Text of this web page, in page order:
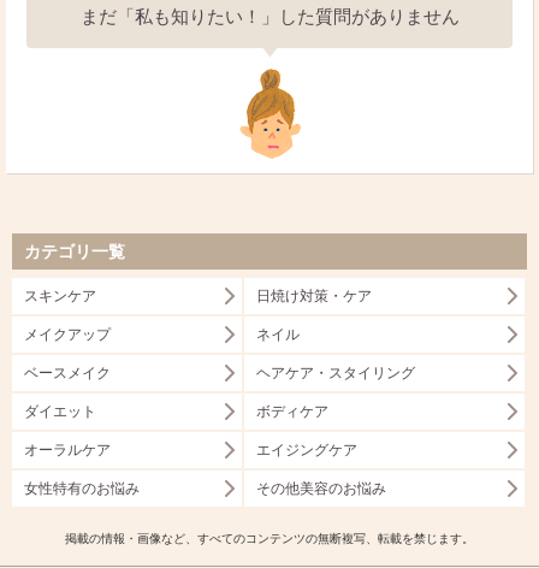
まだ「私も知りたい！」した質問がありません
カテゴリ一覧
スキンケア 日焼け対策・ケア
メイクアップ ネイル
ベースメイク ヘアケア・スタイリング
ダイエット ボディケア
オーラルケア エイジングケア
女性特有のお悩み その他美容のお悩み
掲載の情報・画像など、すべてのコンテンツの無断複写、転載を禁じます。